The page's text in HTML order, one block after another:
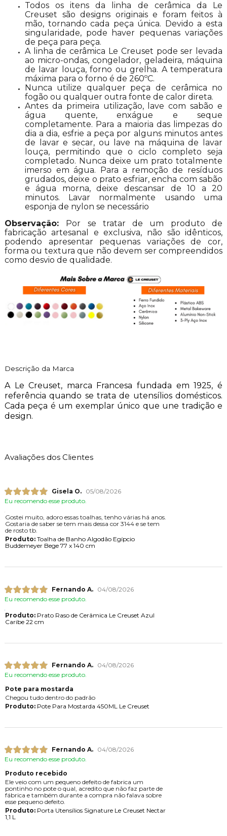
Todos os itens da linha de cerâmica da Le
Creuset são designs originais e foram feitos à
mão, tornando cada peça única. Devido a esta
singularidade, pode haver pequenas variações
de peça para peça.
A linha de cerâmica Le Creuset pode ser levada
ao micro-ondas, congelador, geladeira, máquina
de lavar louça, forno ou grelha. A temperatura
máxima para o forno é de 260ºC.
Nunca utilize qualquer peça de cerâmica no
fogão ou qualquer outra fonte de calor direta.
Antes da primeira utilização, lave com sabão e
água quente, enxágue e seque
completamente. Para a maioria das limpezas do
dia a dia, esfrie a peça por alguns minutos antes
de lavar e secar, ou lave na máquina de lavar
louça, permitindo que o ciclo completo seja
completado. Nunca deixe um prato totalmente
imerso em água. Para a remoção de resíduos
grudados, deixe o prato esfriar, encha com sabão
e água morna, deixe descansar de 10 a 20
minutos. Lavar normalmente usando uma
esponja de nylon se necessário
Observação:
Por se tratar de um produto de
fabricação artesanal e exclusiva, não são idênticos,
podendo apresentar pequenas variações de cor,
forma ou textura que não devem ser compreendidos
como desvio de qualidade.
Descrição da Marca
A Le Creuset, marca Francesa fundada em 1925, é
referência quando se trata de utensílios domésticos.
Cada peça é um exemplar único que une tradição e
design.
Avaliações dos Clientes
Gisela O.
05/08/2026
Eu recomendo esse produto.
Gostei muito, adoro essas toalhas, tenho várias há anos.
Gostaria de saber se tem mais dessa cor 3144 e se tem
de rosto tb.
Produto:Toalha de Banho Algodão Egípcio
Buddemeyer Bege 77 x 140 cm
Fernando A.
04/08/2026
Eu recomendo esse produto.
Produto:Prato Raso de Cerâmica Le Creuset Azul
Caribe 22 cm
Fernando A.
04/08/2026
Eu recomendo esse produto.
Pote para mostarda
Chegou tudo dentro do padrão
Produto:Pote Para Mostarda 450ML Le Creuset
Fernando A.
04/08/2026
Eu recomendo esse produto.
Produto recebido
Ele veio com um pequeno defeito de fabrica um
pontinho no pote o qual, acredito que não faz parte de
fábrica e também durante a compra não falava sobre
esse pequeno defeito.
Produto:Porta Utensílios Signature Le Creuset Nectar
1,1 L